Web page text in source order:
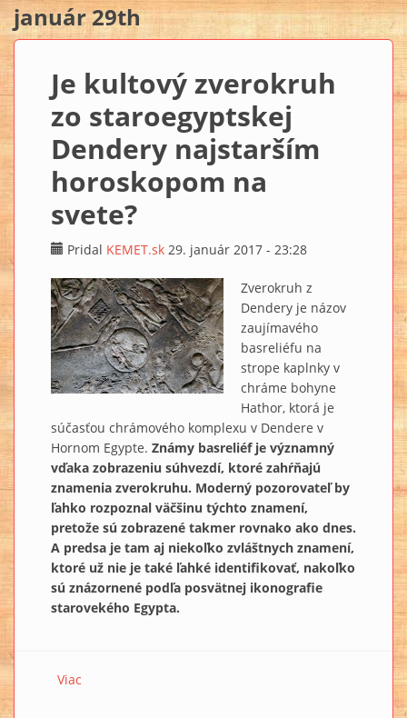
január 29th
Je kultový zverokruh
zo staroegyptskej
Dendery najstarším
horoskopom na
svete?
Pridal KEMET.sk 29. január 2017 - 23:28
Zverokruh z
Dendery je názov
zaujímavého
basreliéfu na
strope kaplnky v
chráme bohyne
Hathor, ktorá je
súčasťou chrámového komplexu v Dendere v
Hornom Egypte. Známy basreliéf je významný
vďaka zobrazeniu súhvezdí, ktoré zahŕňajú
znamenia zverokruhu. Moderný pozorovateľ by
ľahko rozpoznal väčšinu týchto znamení,
pretože sú zobrazené takmer rovnako ako dnes.
A predsa je tam aj niekoľko zvláštnych znamení,
ktoré už nie je také ľahké identifikovať, nakoľko
sú znázornené podľa posvätnej ikonografie
starovekého Egypta.
Viac